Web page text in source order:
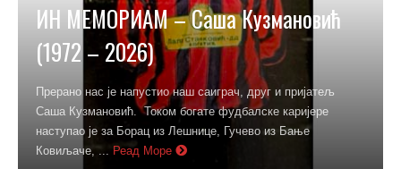
ИН МЕМОРИАМ – Саша Кузмановић
(1972 – 2026)
Прерано нас је напустио наш саиграч, друг и пријатељ
Саша Кузмановић. Током богате фудбалске каријере
наступао је за Борац из Лешнице, Гучево из Бање
Ковиљаче, ... Реад Море